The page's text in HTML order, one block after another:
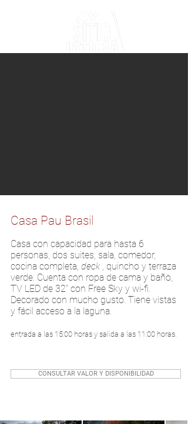
Casa Pau Brasil
Casa con capacidad para hasta 6
personas, dos suites, sala, comedor,
cocina completa, deck , quincho y terraza
verde. Cuenta con ropa de cama y baño,
TV LED de 32" con Free Sky y wi-fi.
Decorado con mucho gusto. Tiene vistas
y fácil acceso a la laguna.
entrada a las 15:00 horas y salida a las 11:00 horas.
CONSULTAR VALOR Y DISPONIBILIDAD